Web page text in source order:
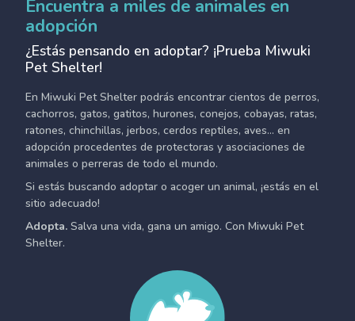
Encuentra a miles de animales en
adopción
¿Estás pensando en adoptar? ¡Prueba Miwuki
Pet Shelter!
En Miwuki Pet Shelter podrás encontrar cientos de perros,
cachorros, gatos, gatitos, hurones, conejos, cobayas, ratas,
ratones, chinchillas, jerbos, cerdos reptiles, aves... en
adopción procedentes de protectoras y asociaciones de
animales o perreras de todo el mundo.
Si estás buscando adoptar o acoger un animal, ¡estás en el
sitio adecuado!
Adopta. Salva una vida, gana un amigo. Con Miwuki Pet
Shelter.